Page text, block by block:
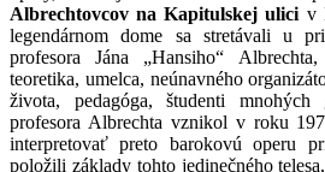
Albrechtovcov na Kapitulskej ulici v
legendárnom dome sa stretávali u
profesora Jána „Hansiho“
teoretika, umelca, neúnavného
života, pedagóga, študenti
profesora Albrechta vznikol v roku
interpretovať preto barokovú operu
položili základy tohto jedinečného